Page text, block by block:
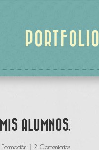
PORTFOLIO
ALUMNOS.
Formación |2 Comentarios